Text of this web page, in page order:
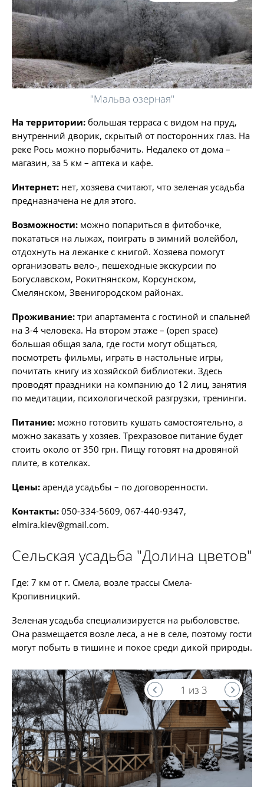
"Мальва озерная"
На территории: большая терраса с видом на пруд,
внутренний дворик, скрытый от посторонних глаз. На
реке Рось можно порыбачить. Недалеко от дома –
магазин, за 5 км – аптека и кафе.
Интернет: нет, хозяева считают, что зеленая усадьба
предназначена не для этого.
Возможности: можно попариться в фитобочке,
покататься на лыжах, поиграть в зимний волейбол,
отдохнуть на лежанке с книгой. Хозяева помогут
организовать вело-, пешеходные экскурсии по
Богуславском, Рокитнянском, Корсунском,
Смелянском, Звенигородском районах.
Проживание: три апартамента с гостиной и спальней
на 3-4 человека. На втором этаже – (open space)
большая общая зала, где гости могут общаться,
посмотреть фильмы, играть в настольные игры,
почитать книгу из хозяйской библиотеки. Здесь
проводят праздники на компанию до 12 лиц, занятия
по медитации, психологической разгрузки, тренинги.
Питание: можно готовить кушать самостоятельно, а
можно заказать у хозяев. Трехразовое питание будет
стоить около от 350 грн. Пищу готовят на дровяной
плите, в котелках.
Цены: аренда усадьбы – по договоренности.
Контакты: 050-334-5609, 067-440-9347,
elmira.kiev@gmail.com.
Сельская усадьба "Долина цветов"
Где: 7 км от г. Смела, возле трассы Смела-
Кропивницкий.
Зеленая усадьба специализируется на рыболовстве.
Она размещается возле леса, а не в селе, поэтому гости
могут побыть в тишине и покое среди дикой природы.
1 из 3